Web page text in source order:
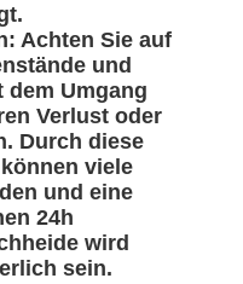
Achten Sie auf
und
Umgang
Verlust oder
Durch diese
viele
und eine
24h
wird
sein.